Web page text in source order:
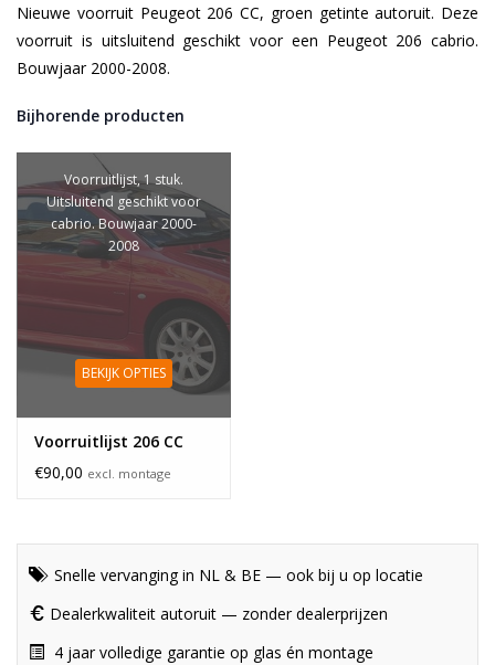
Nieuwe voorruit Peugeot 206 CC, groen getinte autoruit. Deze
voorruit is uitsluitend geschikt voor een Peugeot 206 cabrio.
Bouwjaar 2000-2008.
Bijhorende producten
Voorruitlijst, 1 stuk.
Uitsluitend geschikt voor
cabrio. Bouwjaar 2000-
2008
BEKIJK OPTIES
Voorruitlijst 206 CC
€90,00 excl. montage
Snelle vervanging in NL & BE — ook bij u op locatie
Dealerkwaliteit autoruit — zonder dealerprijzen
4 jaar volledige garantie op glas én montage